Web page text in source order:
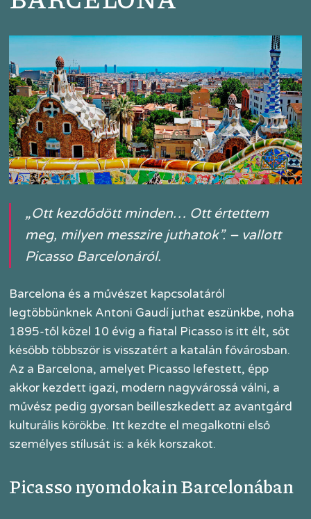
„Ott kezdődött minden… Ott értettem
meg, milyen messzire juthatok”. – vallott
Picasso Barcelonáról.
Barcelona és a művészet kapcsolatáról
legtöbbünknek Antoni Gaudí juthat eszünkbe, noha
1895-től közel 10 évig a fiatal Picasso is itt élt, sőt
később többször is visszatért a katalán fővárosban.
Az a Barcelona, amelyet Picasso lefestett, épp
akkor kezdett igazi, modern nagyvárossá válni, a
művész pedig gyorsan beilleszkedett az avantgárd
kulturális körökbe. Itt kezdte el megalkotni első
személyes stílusát is: a kék korszakot.
Picasso nyomdokain Barcelonában